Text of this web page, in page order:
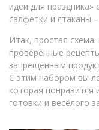
идеи для праздника»
салфетки и стаканы
Итак, простая
проверенные
запрещённым
С этим набором вы
которая понравится
готовки и весёлого